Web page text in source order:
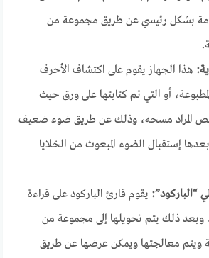
بشكل رئيسي عن طريق مجموعة من
هذا الجهاز يقوم على اكتشاف الأحرف
أو التي تم كتابتها على ورق حيث
المراد مسحه، وذلك عن طريق ضوء ضعيف
إستقبال الضوء المبعوث من الخلايا
“الباركود”: يقوم قارئ الباركود على قراءة
وبعد ذلك يتم تحويلها إلى مجموعة من
ويتم معالجتها ويمكن عرضها عن طريق